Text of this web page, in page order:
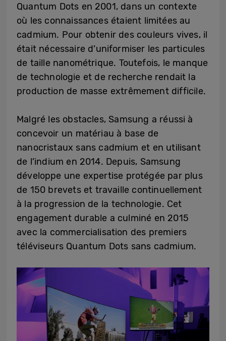
Quantum Dots en 2001, dans un contexte
où les connaissances étaient limitées au
cadmium. Pour obtenir des couleurs vives, il
était nécessaire d’uniformiser les particules
de taille nanométrique. Toutefois, le manque
de technologie et de recherche rendait la
production de masse extrêmement difficile.
Malgré les obstacles, Samsung a réussi à
concevoir un matériau à base de
nanocristaux sans cadmium et en utilisant
de l’indium en 2014. Depuis, Samsung
développe une expertise protégée par plus
de 150 brevets et travaille continuellement
à la progression de la technologie. Cet
engagement durable a culminé en 2015
avec la commercialisation des premiers
téléviseurs Quantum Dots sans cadmium.